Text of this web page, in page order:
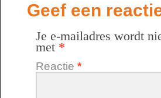
Geef een
Je e-mailadres wordt
met *
Reactie *